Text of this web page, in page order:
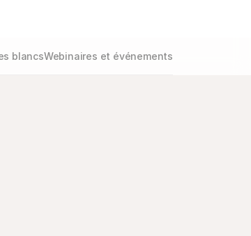
blancsWebinaires et événements